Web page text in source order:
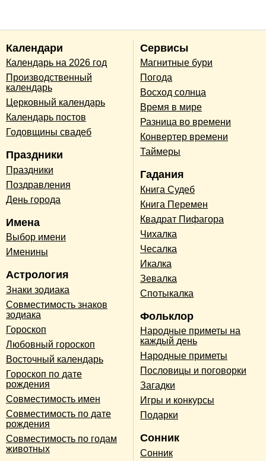
Календари
Календарь на 2026 год
Производственный
календарь
Церковный календарь
Календарь постов
Годовщины свадеб
Праздники
Праздники
Поздравления
День города
Имена
Выбор имени
Именины
Астрология
Знаки зодиака
Совместимость знаков
зодиака
Гороскоп
Любовный гороскоп
Восточный календарь
Гороскоп по дате
рождения
Совместимость имен
Совместимость по дате
рождения
Совместимость по годам
животных
Сервисы
Магнитные бури
Погода
Восход солнца
Время в мире
Разница во времени
Конвертер времени
Таймеры
Гадания
Книга Судеб
Книга Перемен
Квадрат Пифагора
Чихалка
Чесалка
Икалка
Зевалка
Спотыкалка
Фольклор
Народные приметы на
каждый день
Народные приметы
Пословицы и поговорки
Загадки
Игры и конкурсы
Подарки
Сонник
Сонник